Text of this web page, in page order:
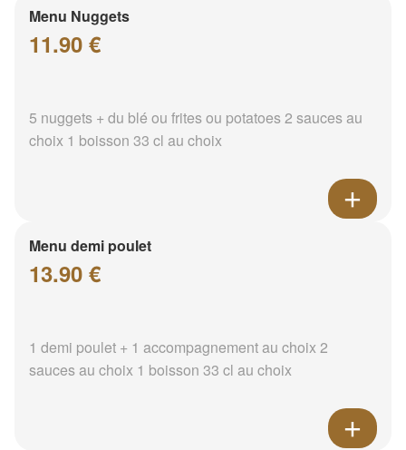
Menu Nuggets
11.90 €
5 nuggets + du blé ou frites ou potatoes 2 sauces au
choix 1 boisson 33 cl au choix
Menu demi poulet
13.90 €
1 demi poulet + 1 accompagnement au choix 2
sauces au choix 1 boisson 33 cl au choix